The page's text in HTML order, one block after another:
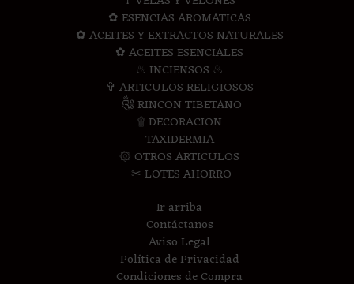
✿ ESENCIAS AROMATICAS
✿ ACEITES Y EXTRACTOS NATURALES
✿ ACEITES ESENCIALES
♨ INCIENSOS ♨
✞ ARTICULOS RELIGIOSOS
༃ RINCON TIBETANO
۩ DECORACION
TAXIDERMIA
۞ OTROS ARTICULOS
✂ LOTES AHORRO
Ir arriba
Contáctanos
Aviso Legal
Política de Privacidad
Condiciones de Compra